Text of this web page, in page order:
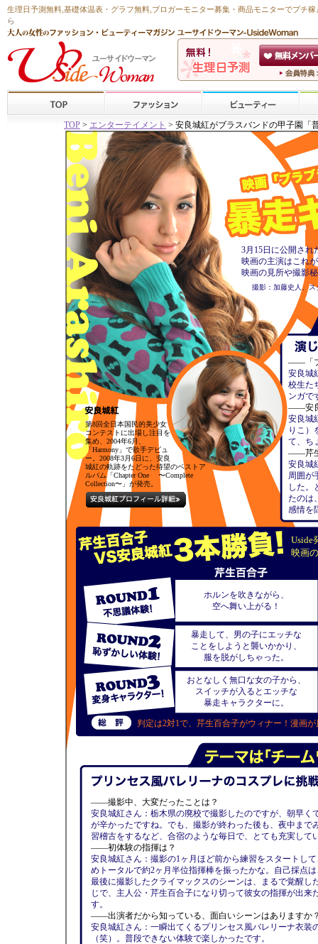
生理日予測無料 基礎体温表・グラフ無料 ,ブロガーモニター募集・商品モニターでプチ稼
ら
TOP > エンターテイメント > 安良城紅がブラスバンドの甲子園「
3月15日に公開され
映画の主演はこれ
映画の見所や撮影
撮影：加藤史人、
第8回全日本国民的美少女
コンテストに出場し注目を
集め、2004年6月、
「Harmony」で歌手デビュ
ー。2008年3月6日に、安良
城紅の軌跡をたどった待望のベストア
ルバム「Chapter One 〜Complete
Collection〜」が発売。
——「ブ
安良城
校生た
ンガ
——安
安良城
りこ）
て、ち
——芹生
安良城
周囲が
した。
たのは
感情を
Uside
映画
ホルンを吹きながら、
空へ舞い上がる！
暴走して、男の子にエッチな
ことをしようと襲いかかり、
服を脱がしちゃった。
おとなしく無口な女の子から、
スイッチが入るとエッチな
暴走キャラクターに。
判定は2対1で、芹生百合子がウィナー！漫画
——撮影中、大変だったことは？
安良城紅さん： 栃木県の廃校で撮影したのですが、朝早く
が辛かったですね。でも、撮影が終わった後も、夜中まで
習稽古をするなど、合宿のような毎日で、とても充実して
——初体験の指揮は？
安良城紅さん： 撮影の1ヶ月ほど前から練習をスタートし
めトータルで約2ヶ月半位指揮棒を振ったかな。自己採点
最後に撮影したクライマックスのシーンは、まるで覚醒し
じで、主人公・芹生百合子になり切って彼女の指揮が出来
す。
——出演者だから知っている、面白いシーンはありますか
安良城紅さん： 一瞬出てくるプリンセス風バレリーナ衣装
（笑）。普段できない体験で楽しかったです。